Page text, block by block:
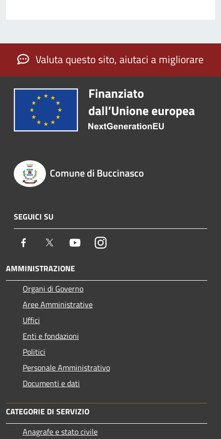
Valuta questo sito, aiutaci a migliorare
Comune di Buccinasco
SEGUICI SU
Facebook Twitter YoutubeInstagram
AMMINISTRAZIONE
Organi di Governo
Aree Amministrative
Uffici
Enti e fondazioni
Politici
Personale Amministrativo
Documenti e dati
CATEGORIE DI SERVIZIO
Anagrafe e stato civile